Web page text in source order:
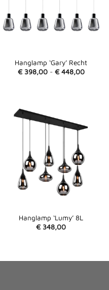
Hanglamp ‘Gary’ Recht
€398,00 - €448,00
Hanglamp ‘Lumy’ 8L
€ 348,00